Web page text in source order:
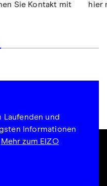
Sie Kontakt mit
hier
Laufenden und
Informationen
Mehr zum EIZO